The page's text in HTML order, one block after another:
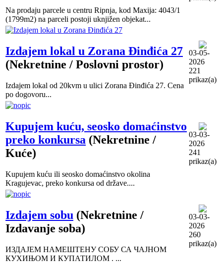
Na prodaju parcele u centru Ripnja, kod Maxija: 4043/1
(1799m2) na parceli postoji uknjižen objekat...
Izdajem lokal u Zorana Đinđića 27
(Nekretnine / Poslovni prostor)
Izdajem lokal od 20kvm u ulici Zorana Đinđića 27. Cena
po dogovoru...
03-05-
2026
221
prikaz(a)
Kupujem kuću, seosko domaćinstvo
preko konkursa (Nekretnine /
Kuće)
Kupujem kuću ili seosko domaćinstvo okolina
Kragujevac, preko konkursa od države....
03-03-
2026
241
prikaz(a)
Izdajem sobu (Nekretnine /
Izdavanje soba)
ИЗДАЈЕМ НАМЕШТЕНУ СОБУ СА ЧАЈНОМ
КУХИЊОМ И КУПАТИЛОМ . ...
03-03-
2026
260
prikaz(a)